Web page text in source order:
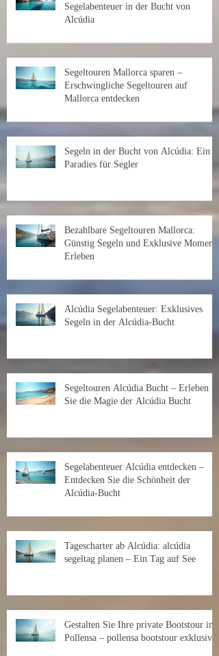
Segelabenteuer in der Bucht von
Alcúdia
Segeltouren Mallorca sparen –
Erschwingliche Segeltouren auf
Mallorca entdecken
Segeln in der Bucht von Alcúdia: Ein
Paradies für Segler
Bezahlbare Segeltouren Mallorca:
Günstig Segeln und Exklusive Momente
Erleben
Alcúdia Segelabenteuer: Exklusives
Segeln in der Alcúdia-Bucht
Segeltouren Alcúdia Bucht – Erleben
Sie die Magie der Alcúdia Bucht
Segelabenteuer Alcúdia entdecken –
Entdecken Sie die Schönheit der
Alcúdia-Bucht
Tagescharter ab Alcúdia: alcúdia
segeltag planen – Ein Tag auf See
Gestalten Sie Ihre private Bootstour in
Pollensa – pollensa bootstour exklusiv